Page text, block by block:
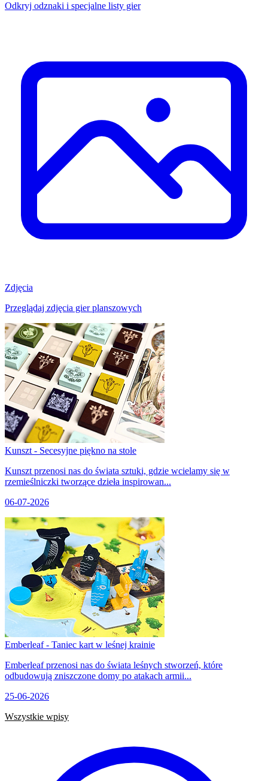
Odkryj odznaki i specjalne listy gier
Zdjęcia
Przeglądaj zdjęcia gier planszowych
Kunszt - Secesyjne piękno na stole
Kunszt przenosi nas do świata sztuki, gdzie wcielamy się w
rzemieślniczki tworzące dzieła inspirowan...
06-07-2026
Emberleaf - Taniec kart w leśnej krainie
Emberleaf przenosi nas do świata leśnych stworzeń, które
odbudowują zniszczone domy po atakach armii...
25-06-2026
Wszystkie wpisy